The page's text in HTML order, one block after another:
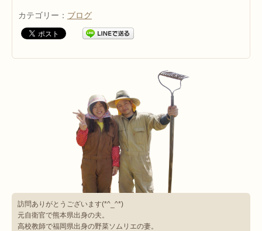
カテゴリー： ブログ
訪問ありがとうございます(*^_^*)
元自衛官で熊本県出身の夫。
高校教師で福岡県出身の野菜ソムリエの妻。